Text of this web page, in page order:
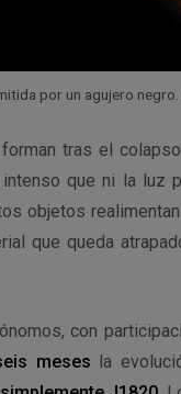
por un agujero negro.
tras el
que ni la luz
objetos
que queda
con
meses la